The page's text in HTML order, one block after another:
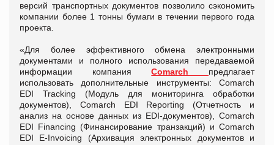
версий транспортных документов позволило сэкономить
компании более 1 тонны бумаги в течении первого года
проекта.
«Для более эффективного обмена электронными
документами и полного использования передаваемой
информации компанияComarch предлагает
использовать дополнительные инструменты: Comarch
EDI Tracking (Модуль для мониторинга обработки
документов), Comarch EDI Reporting (Отчетность и
анализ на основе данных из EDI-документов), Comarch
EDI Financing (Финансирование транзакций) и Comarch
EDI E-Invoicing (Архивация электронных документов и